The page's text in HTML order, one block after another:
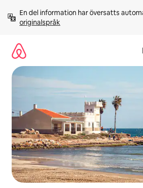
innehåll
En del information har översatts
originalspråk